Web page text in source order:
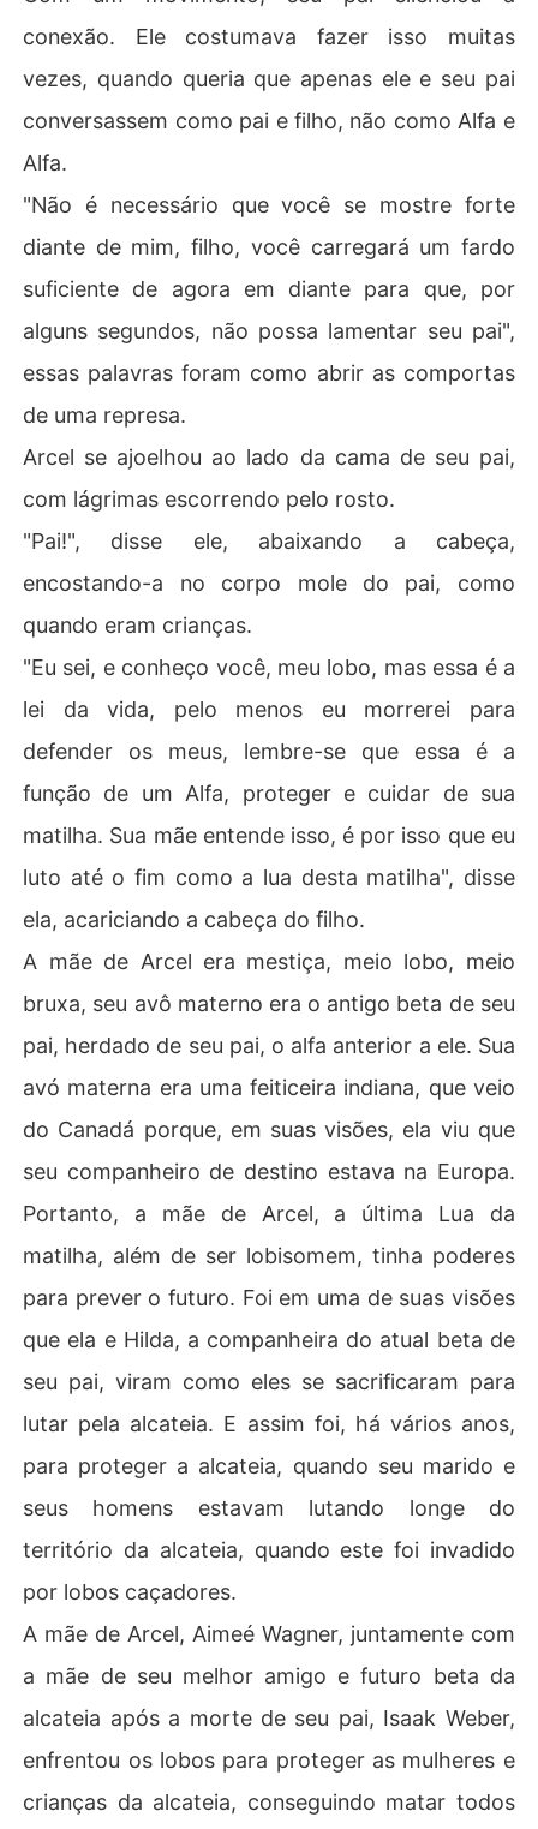
conexão. Ele costumava fazer isso muitas
vezes, quando queria que apenas ele e seu pai
conversassem como pai e filho, não como Alfa e
Alfa.
"Não é necessário que você se mostre forte
diante de mim, filho, você carregará um fardo
suficiente de agora em diante para que, por
alguns segundos, não possa lamentar seu pai",
essas palavras foram como abrir as comportas
de uma represa.
Arcel se ajoelhou ao lado da cama de seu pai,
com lágrimas escorrendo pelo rosto.
"Pai!", disse ele, abaixando a cabeça,
encostando-a no corpo mole do pai, como
quando eram crianças.
"Eu sei, e conheço você, meu lobo, mas essa é a
lei da vida, pelo menos eu morrerei para
defender os meus, lembre-se que essa é a
função de um Alfa, proteger e cuidar de sua
matilha. Sua mãe entende isso, é por isso que eu
luto até o fim como a lua desta matilha", disse
ela, acariciando a cabeça do filho.
A mãe de Arcel era mestiça, meio lobo, meio
bruxa, seu avô materno era o antigo beta de seu
pai, herdado de seu pai, o alfa anterior a ele. Sua
avó materna era uma feiticeira indiana, que veio
do Canadá porque, em suas visões, ela viu que
seu companheiro de destino estava na Europa.
Portanto, a mãe de Arcel, a última Lua da
matilha, além de ser lobisomem, tinha poderes
para prever o futuro. Foi em uma de suas visões
que ela e Hilda, a companheira do atual beta de
seu pai, viram como eles se sacrificaram para
lutar pela alcateia. E assim foi, há vários anos,
para proteger a alcateia, quando seu marido e
seus homens estavam lutando longe do
território da alcateia, quando este foi invadido
por lobos caçadores.
A mãe de Arcel, Aimeé Wagner, juntamente com
a mãe de seu melhor amigo e futuro beta da
alcateia após a morte de seu pai, Isaak Weber,
enfrentou os lobos para proteger as mulheres e
crianças da alcateia, conseguindo matar todos